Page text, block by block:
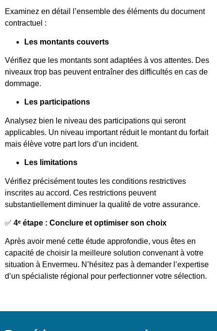
Examinez en détail l’ensemble des éléments du document
contractuel :
Les montants couverts
Vérifiez que les montants sont adaptées à vos attentes. Des
niveaux trop bas peuvent entraîner des difficultés en cas de
dommage.
Les participations
Analysez bien le niveau des participations qui seront
applicables. Un niveau important réduit le montant du forfait
mais élève votre part lors d’un incident.
Les limitations
Vérifiez précisément toutes les conditions restrictives
inscrites au accord. Ces restrictions peuvent
substantiellement diminuer la qualité de votre assurance.
✅ 4ᵉ étape : Conclure et optimiser son choix
Après avoir mené cette étude approfondie, vous êtes en
capacité de choisir la meilleure solution convenant à votre
situation à Envermeu. N’hésitez pas à demander l’expertise
d’un spécialiste régional pour perfectionner votre sélection.